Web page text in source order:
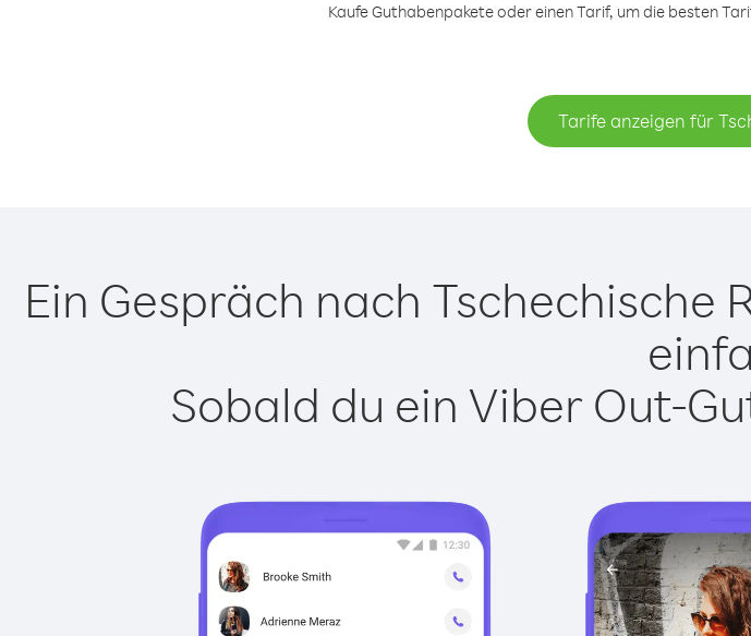
Kaufe Guthabenpakete oder einen Tarif, um die besten
Tarife anzeigen für
Ein Gespräch nach
Sobald du ein Viber Out-